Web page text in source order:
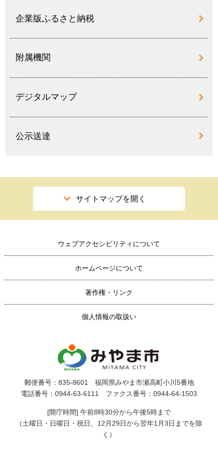
企業版ふるさと納税
附属機関
デジタルマップ
公示送達
サイトマップを開く
ウェブアクセシビリティについて
ホームページについて
著作権・リンク
個人情報の取扱い
郵便番号：835-8601 福岡県みやま市瀬高町小川5番地
電話番号：0944-63-6111 ファクス番号：0944-64-1503
[開庁時間] 午前8時30分から午後5時まで
（土曜日・日曜日・祝日、12月29日から翌年1月3日までを除
く）